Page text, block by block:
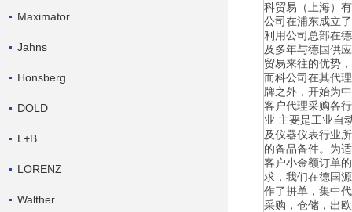
Maximator
Jahns
Honsberg
DOLD
L+B
LORENZ
Walther
科贸易（上海）
公司在浦东成立
利用公司总部在
及多年与德国供
贸易来往的优势
而科公司在其代
牌之外，开始为
客户代理采购各
业-主要是工业自
及仪器仪表行业
的备品备件。为
客户小金额订单
求，我们在德国
作了拼单，集中
采购，仓储，出